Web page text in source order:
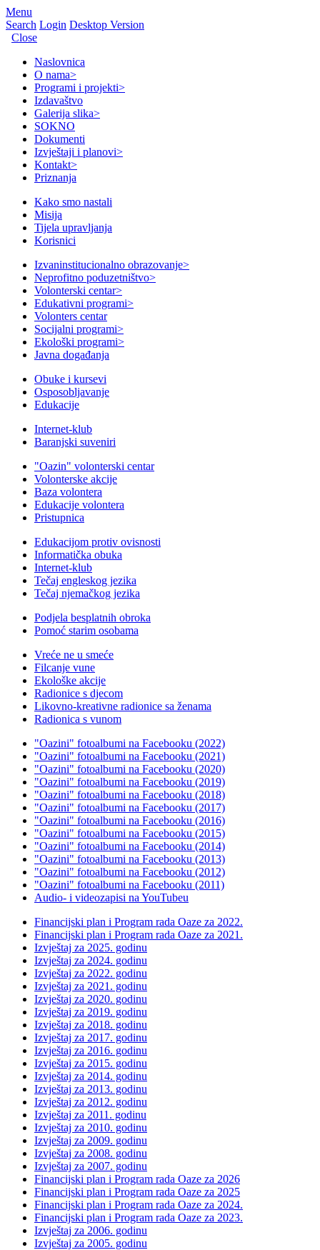
Menu
Search Login Desktop Version
Close
Naslovnica
O nama>
Programi i projekti>
Izdavaštvo
Galerija slika>
SOKNO
Dokumenti
Izvještaji i planovi>
Kontakt>
Priznanja
Kako smo nastali
Misija
Tijela upravljanja
Korisnici
Izvaninstitucionalno obrazovanje>
Neprofitno poduzetništvo>
Volonterski centar>
Edukativni programi>
Volonters centar
Socijalni programi>
Ekološki programi>
Javna događanja
Obuke i kursevi
Osposobljavanje
Edukacije
Internet-klub
Baranjski suveniri
"Oazin" volonterski centar
Volonterske akcije
Baza volontera
Edukacije volontera
Pristupnica
Edukacijom protiv ovisnosti
Informatička obuka
Internet-klub
Tečaj engleskog jezika
Tečaj njemačkog jezika
Podjela besplatnih obroka
Pomoć starim osobama
Vreće ne u smeće
Filcanje vune
Ekološke akcije
Radionice s djecom
Likovno-kreativne radionice sa ženama
Radionica s vunom
"Oazini" fotoalbumi na Facebooku (2022)
"Oazini" fotoalbumi na Facebooku (2021)
"Oazini" fotoalbumi na Facebooku (2020)
"Oazini" fotoalbumi na Facebooku (2019)
"Oazini" fotoalbumi na Facebooku (2018)
"Oazini" fotoalbumi na Facebooku (2017)
"Oazini" fotoalbumi na Facebooku (2016)
"Oazini" fotoalbumi na Facebooku (2015)
"Oazini" fotoalbumi na Facebooku (2014)
"Oazini" fotoalbumi na Facebooku (2013)
"Oazini" fotoalbumi na Facebooku (2012)
"Oazini" fotoalbumi na Facebooku (2011)
Audio- i videozapisi na YouTubeu
Financijski plan i Program rada Oaze za 2022.
Financijski plan i Program rada Oaze za 2021.
Izvještaj za 2025. godinu
Izvještaj za 2024. godinu
Izvještaj za 2022. godinu
Izvještaj za 2021. godinu
Izvještaj za 2020. godinu
Izvještaj za 2019. godinu
Izvještaj za 2018. godinu
Izvještaj za 2017. godinu
Izvještaj za 2016. godinu
Izvještaj za 2015. godinu
Izvještaj za 2014. godinu
Izvještaj za 2013. godinu
Izvještaj za 2012. godinu
Izvještaj za 2011. godinu
Izvještaj za 2010. godinu
Izvještaj za 2009. godinu
Izvještaj za 2008. godinu
Izvještaj za 2007. godinu
Financijski plan i Program rada Oaze za 2026
Financijski plan i Program rada Oaze za 2025
Financijski plan i Program rada Oaze za 2024.
Financijski plan i Program rada Oaze za 2023.
Izvještaj za 2006. godinu
Izvještaj za 2005. godinu